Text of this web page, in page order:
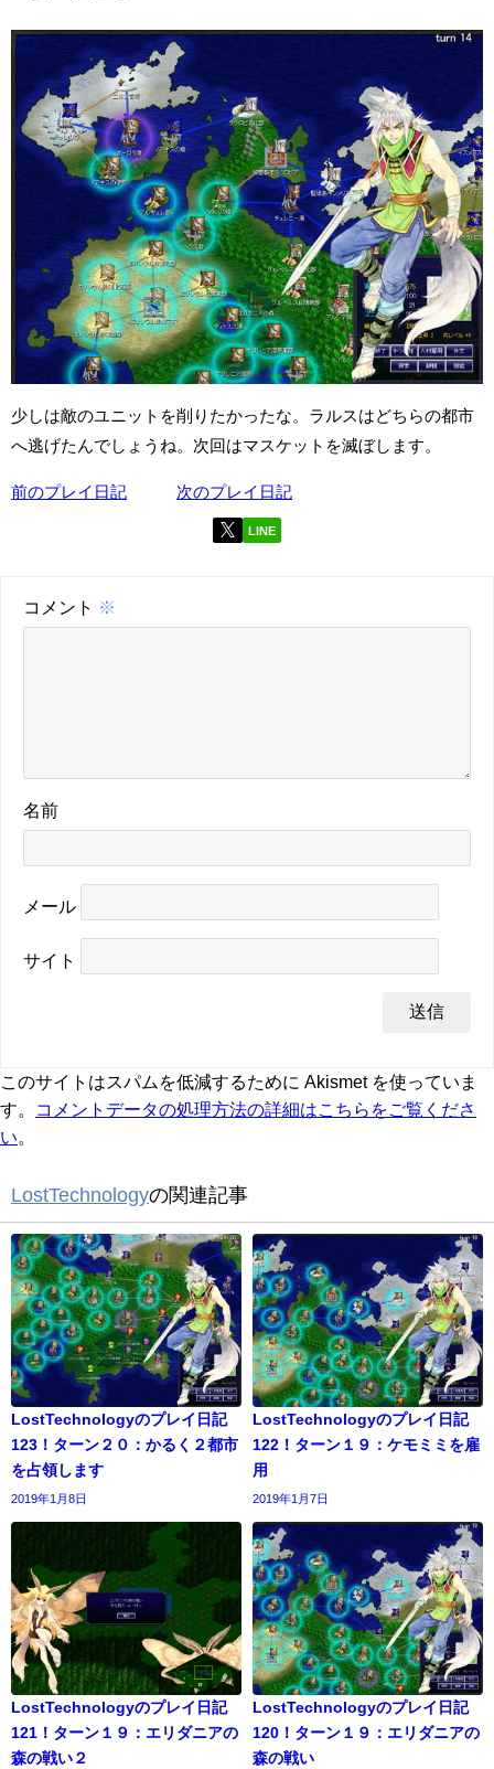
少しは敵のユニットを削りたかったな。ラルスはどちらの都市
へ逃げたんでしょうね。次回はマスケットを滅ぼします。
前のプレイ日記 次のプレイ日記
LINE
コメント ※
名前
メール
サイト
このサイトはスパムを低減するために Akismet を使っていま
す。
コメントデータの処理方法の詳細はこちらをご覧くださ
い。
LostTechnologyの関連記事
LostTechnologyのプレイ日記
123！ターン２０：かるく２都市
を占領します
2019年1月8日
LostTechnologyのプレイ日記
122！ターン１９：ケモミミを雇
用
2019年1月7日
LostTechnologyのプレイ日記
121！ターン１９：エリダニアの
森の戦い２
LostTechnologyのプレイ日記
120！ターン１９：エリダニアの
森の戦い